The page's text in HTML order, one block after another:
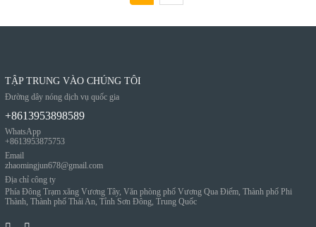
TẬP TRUNG VÀO CHÚNG TÔI
Đường dây nóng dịch vụ quốc gia
+8613953898589
WhatsApp
+8613953875753
Email
zhaomingjun678@gmail.com
Địa chỉ công ty
Phía Đông Trạm xăng Vương Tây, Văn phòng phố Vương Qua Điếm, Thành phố Phi
Thành, Thành phố Thái An, Tỉnh Sơn Đông, Trung Quốc